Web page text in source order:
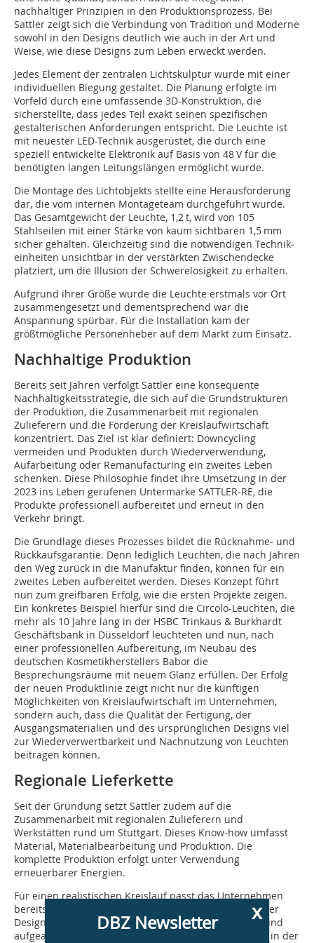
nachhaltiger Prinzipien in den Produktionsprozess. Bei
Sattler zeigt sich die Verbindung von Tradition und Moderne
sowohl in den Designs deutlich wie auch in der Art und
Weise, wie diese Designs zum Leben erweckt werden.
Jedes Element der zentralen Lichtskulptur wurde mit einer
individuellen Biegung gestaltet. Die Planung erfolgte im
Vorfeld durch eine umfassende 3D-Konstruktion, die
sicherstellte, dass jedes Teil exakt seinen spezifischen
gestalterischen Anforderungen entspricht. Die Leuchte ist
mit neues­ter LED-Technik ausgerüstet, die durch eine
speziell entwickelte Elektronik auf Basis von 48 V für die
benötigten langen Leitungslängen ermöglicht wurde.
Die Montage des Lichtobjekts stellte eine Herausforderung
dar, die vom internen Montageteam durchgeführt wurde.
Das Gesamtgewicht der Leuchte, 1,2 t, wird von 105
Stahlseilen mit einer Stärke von kaum sichtbaren 1,5 mm
sicher gehalten. Gleichzeitig sind die notwendigen Technik­
einheiten unsichtbar in der verstärkten Zwi­schendecke
platziert, um die Illusion der Schwerelosigkeit zu erhalten.
Aufgrund ihrer Größe wurde die Leuchte erstmals vor Ort
zusammengesetzt und dementsprechend war die
Anspannung spürbar. Für die Installation kam der
größtmögliche Personenheber auf dem Markt zum Einsatz.
Nachhaltige Produktion
Bereits seit Jahren verfolgt Sattler eine konsequente
Nachhaltigkeitsstrategie, die sich auf die Grundstrukturen
der Produktion, die Zusammenarbeit mit regionalen
Zulieferern und die Förderung der Kreislaufwirtschaft
konzentriert. Das Ziel ist klar definiert: Downcycling
vermeiden und Produkten durch Wiederverwendung,
Aufarbeitung oder Remanufacturing ein zweites Leben
schenken. Diese Philosophie findet ihre Umsetzung in der
2023 ins Leben gerufenen Untermarke SATTLER-RE, die
Produkte professionell aufbereitet und erneut in den
Verkehr bringt.
Die Grundlage dieses Prozesses bildet die Rücknahme- und
Rückkaufsgarantie. Denn lediglich Leuchten, die nach Jahren
den Weg zurück in die Manufaktur finden, können für ein
zweites Leben aufbereitet werden. Dieses Konzept führt
nun zum greifbaren Erfolg, wie die ersten Projekte zeigen.
Ein konkretes Beispiel hierfür sind die Circolo-Leuchten, die
mehr als 10 Jahre lang in der HSBC Trinkaus & Burkhardt
Geschäftsbank in Düsseldorf leuchteten und nun, nach
einer professionellen Aufbereitung, im Neubau des
deutschen Kosmetikherstellers Babor die
Besprechungsräume mit neuem Glanz erfüllen. Der Erfolg
der neuen Produktlinie zeigt nicht nur die künftigen
Möglichkeiten von Kreislaufwirtschaft im Unternehmen,
sondern auch, dass die Qualität der Fertigung, der
Ausgangsmaterialien und des ursprünglichen Designs viel
zur Wiederverwertbarkeit und Nachnutzung von Leuchten
beitragen können.
Regionale Lieferkette
Seit der Gründung setzt Sattler zudem auf die
Zusammenarbeit mit regionalen Zulieferern und
Werkstätten rund um Stuttgart. Dieses Know-how umfasst
Material, Materialbearbeitung und Produktion. Die
komplette Produktion erfolgt unter Verwendung
erneuerbarer Energien.
Für einen realistischen Kreislauf passt das Unternehmen
bereits heute den Bau seiner Leuchten an. Ein wichtiger
Designfaktor ist, wie Leuchten in zehn Jahren zerlegt und
aufgearbeitet werden können. Das beeinflusst bereits in der
x
DBZ Newsletter